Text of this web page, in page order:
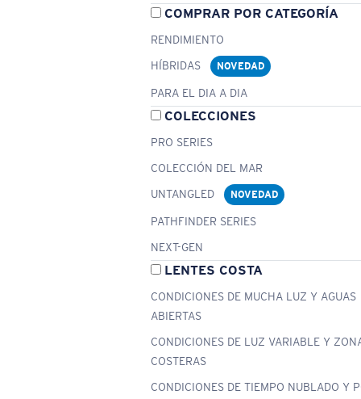
COMPRAR POR CATEGORÍA
RENDIMIENTO
HÍBRIDAS
NOVEDAD
PARA EL DIA A DIA
COLECCIONES
PRO SERIES
COLECCIÓN DEL MAR
UNTANGLED
NOVEDAD
PATHFINDER SERIES
NEXT-GEN
LENTES COSTA
CONDICIONES DE MUCHA LUZ Y AGUAS
ABIERTAS
CONDICIONES DE LUZ VARIABLE Y
COSTERAS
CONDICIONES DE TIEMPO NUBLADO Y